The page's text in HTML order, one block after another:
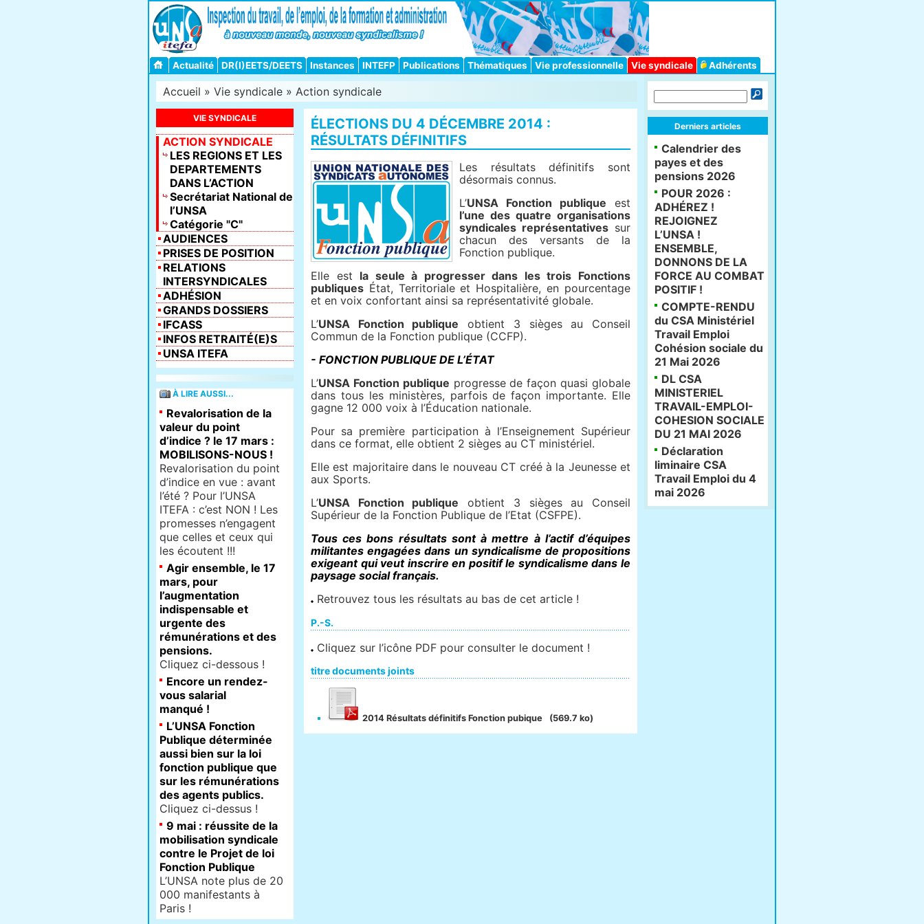
Actualité DR(I)EETS/DEETS Instances INTEFP Publications Thématiques Vie professionnelle Vie syndicale Adhérents
Accueil » Vie syndicale » Action syndicale
ÉLECTIONS DU 4 DÉCEMBRE 2014 :
RÉSULTATS DÉFINITIFS
Les résultats définitifs sont
désormais connus.
L’UNSA Fonction publique est
l’une des quatre organisations
syndicales représentatives sur
chacun des versants de la
Fonction publique.
Elle est la seule à progresser dans les trois Fonctions
publiques État, Territoriale et Hospitalière, en pourcentage
et en voix confortant ainsi sa représentativité globale.
L’UNSA Fonction publique obtient 3 sièges au Conseil
Commun de la Fonction publique (CCFP).
- FONCTION PUBLIQUE DE L’ÉTAT
L’UNSA Fonction publique progresse de façon quasi globale
dans tous les ministères, parfois de façon importante. Elle
gagne 12 000 voix à l’Éducation nationale.
Pour sa première participation à l’Enseignement Supérieur
dans ce format, elle obtient 2 sièges au CT ministériel.
Elle est majoritaire dans le nouveau CT créé à la Jeunesse et
aux Sports.
L’UNSA Fonction publique obtient 3 sièges au Conseil
Supérieur de la Fonction Publique de l’Etat (CSFPE).
Tous ces bons résultats sont à mettre à l’actif d’équipes
militantes engagées dans un syndicalisme de propositions
exigeant qui veut inscrire en positif le syndicalisme dans le
paysage social français.
Retrouvez tous les résultats au bas de cet article !
P.-S.
Cliquez sur l’icône PDF pour consulter le document !
titre documents joints
2014 Résultats définitifs Fonction pubique (569.7 ko)
VIE SYNDICALE
ACTION SYNDICALE
LES REGIONS ET LES
DEPARTEMENTS
DANS L’ACTION
Secrétariat National de
l’UNSA
Catégorie "C"
AUDIENCES
PRISES DE POSITION
RELATIONS
INTERSYNDICALES
ADHÉSION
GRANDS DOSSIERS
IFCASS
INFOS RETRAITÉ(E)S
UNSA ITEFA
À LIRE AUSSI...
Revalorisation de la
valeur du point
d’indice ? le 17 mars :
MOBILISONS-NOUS !
Revalorisation du point
d’indice en vue : avant
l’été ? Pour l’UNSA
ITEFA : c’est NON ! Les
promesses n’engagent
que celles et ceux qui
les écoutent !!!
Agir ensemble, le 17
mars, pour
l’augmentation
indispensable et
urgente des
rémunérations et des
pensions.
Cliquez ci-dessous !
Encore un rendez-
vous salarial
manqué !
L’UNSA Fonction
Publique déterminée
aussi bien sur la loi
fonction publique que
sur les rémunérations
des agents publics.
Cliquez ci-dessus !
9 mai : réussite de la
mobilisation syndicale
contre le Projet de loi
Fonction Publique
L’UNSA note plus de 20
000 manifestants à
Paris !
Derniers articles
Calendrier des
payes et des
pensions 2026
POUR 2026 :
ADHÉREZ !
REJOIGNEZ
L’UNSA !
ENSEMBLE,
DONNONS DE LA
FORCE AU COMBAT
POSITIF !
COMPTE-RENDU
du CSA Ministériel
Travail Emploi
Cohésion sociale du
21 Mai 2026
DL CSA
MINISTERIEL
TRAVAIL-EMPLOI-
COHESION SOCIALE
DU 21 MAI 2026
Déclaration
liminaire CSA
Travail Emploi du 4
mai 2026